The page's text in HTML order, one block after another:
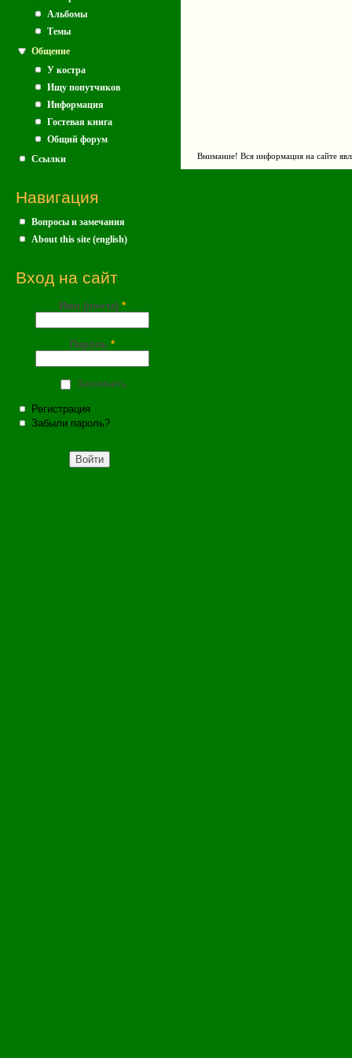
Альбомы
Темы
Общение
У костра
Ищу попутчиков
Информация
Гостевая книга
Общий форум
Ссылки
Навигация
Вопросы и замечания
About this site (english)
Вход на сайт
Имя (почта) *
Пароль *
Запомнить
Регистрация
Забыли пароль?
Внимание! Вся информация на сайте